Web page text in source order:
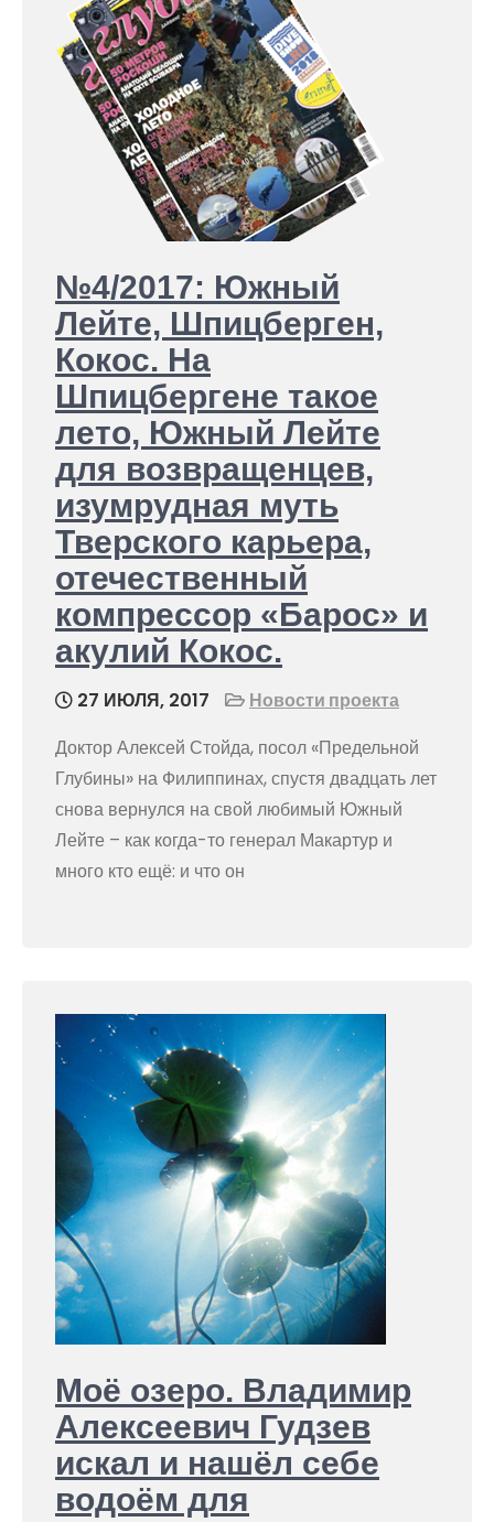
№4/2017: Южный
Лейте, Шпицберген,
Кокос. На
Шпицбергене такое
лето, Южный Лейте
для возвращенцев,
изумрудная муть
Тверского карьера,
отечественный
компрессор «Барос» и
акулий Кокос.
27 ИЮЛЯ, 2017
Новости проекта
Доктор Алексей Стойда, посол «Предельной
Глубины» на Филиппинах, спустя двадцать лет
снова вернулся на свой любимый Южный
Лейте – как когда-то генерал Макартур и
много кто ещё: и что он
Моё озеро. Владимир
Алексеевич Гудзев
искал и нашёл себе
водоём для